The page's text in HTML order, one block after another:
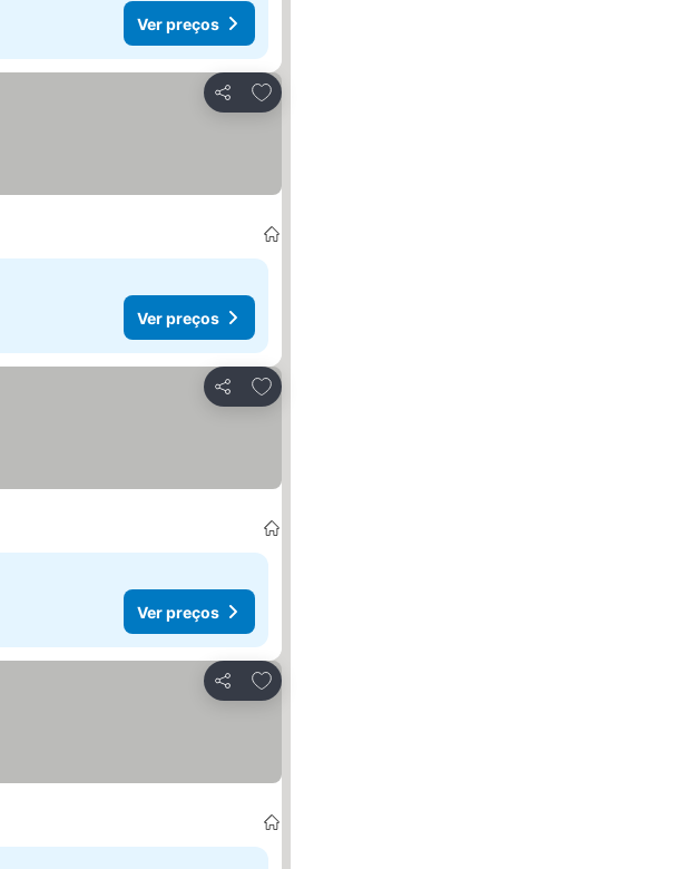
Ver preços
Partilhar
Adicionar aos favoritos
Ver preços
Partilhar
Adicionar aos favoritos
Ver preços
Partilhar
Adicionar aos favoritos